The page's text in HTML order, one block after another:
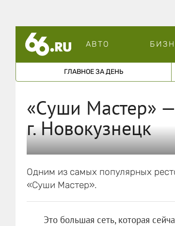
АВТО
ГЛАВНОЕ ЗА ДЕНЬ
«Суши Мастер»
г. Новокузнецк
Одним из самых популярных
«Суши Мастер».
Это большая сеть, которая